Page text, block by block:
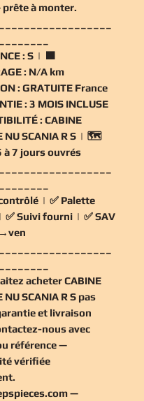
à monter.
: S | 🟧
: N/A km
: GRATUITE France
: 3 MOIS INCLUSE
: CABINE
NU SCANIA R S | 🗺️
à 7 jours ouvrés
| ✅ Palette
| ✅Suivi fourni | ✅SAV
acheter CABINE
NU SCANIA R S pas
et livraison
nous avec
référence —
vérifiée
.
—